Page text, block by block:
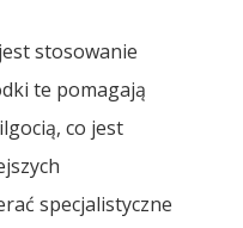
stosowanie
te pomagają
co jest
specjalistyczne